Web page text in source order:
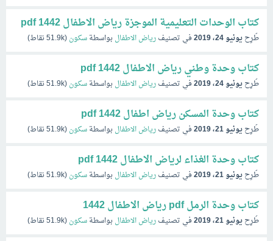
كتاب الوحدات التعليمية الموجزة رياض الاطفال 1442 pdf
طُرِحيونيو 24، 2019 في تصنيفرياض الاطفالبواسطةسكون(
51.9kنقاط)
كتاب وحدة وطني رياض الاطفال 1442 pdf
طُرِحيونيو 24، 2019 في تصنيفرياض الاطفالبواسطةسكون(
51.9kنقاط)
كتاب وحدة المسكن رياض اطفال 1442 pdf
طُرِحيونيو 21، 2019 في تصنيفرياض الاطفالبواسطةسكون(
51.9kنقاط)
كتاب وحدة الغذاء لرياض الاطفال 1442 pdf
طُرِحيونيو 21، 2019 في تصنيفرياض الاطفالبواسطةسكون(
51.9kنقاط)
كتاب وحدة الرمل pdf رياض الاطفال 1442
طُرِحيونيو 21، 2019 في تصنيفرياض الاطفالبواسطةسكون(
51.9kنقاط)